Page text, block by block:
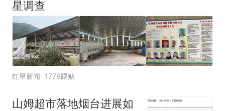
官方通报
热 那个在床头放菜刀的女孩，
因老师一句“跟我回家”改写了
人生
星调查
红星新闻 1779跟贴
山姆超市落地烟台进展如